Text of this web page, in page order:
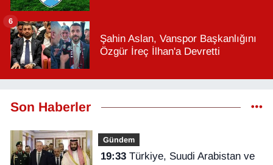
Şahin Aslan, Vanspor Başkanlığını
Özgür İreç İlhan'a Devretti
6
Son Haberler
Gündem
19:33Türkiye, Suudi Arabistan ve